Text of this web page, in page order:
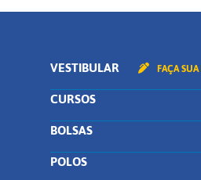
VESTIBULAR FAÇA
CURSOS
BOLSAS
POLOS